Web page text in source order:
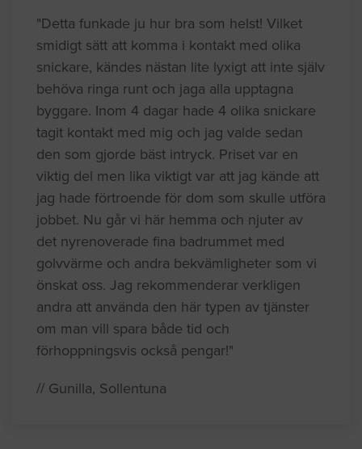
"Detta funkade ju hur bra som helst! Vilket
smidigt sätt att komma i kontakt med olika
snickare, kändes nästan lite lyxigt att inte själv
behöva ringa runt och jaga alla upptagna
byggare. Inom 4 dagar hade 4 olika snickare
tagit kontakt med mig och jag valde sedan
den som gjorde bäst intryck. Priset var en
viktig del men lika viktigt var att jag kände att
jag hade förtroende för dom som skulle utföra
jobbet. Nu går vi här hemma och njuter av
det nyrenoverade fina badrummet med
golvvärme och andra bekvämligheter som vi
önskat oss. Jag rekommenderar verkligen
andra att använda den här typen av tjänster
om man vill spara både tid och
förhoppningsvis också pengar!"
// Gunilla, Sollentuna